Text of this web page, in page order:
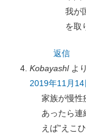
我が
を取
返信
Kobayashl よ
2019年11月
家族が慢性
あったら連
えば”えこ